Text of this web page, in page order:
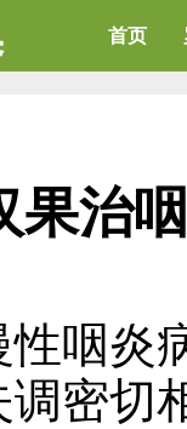
首页
果治
咽炎
调密切